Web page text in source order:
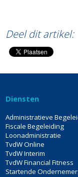
Deel dit artikel:
Diensten
Administratieve
Fiscale Begeleiding
Loonadministratie
TvdW Online
TvdW Interim
TvdW Financial Fitness
Startende